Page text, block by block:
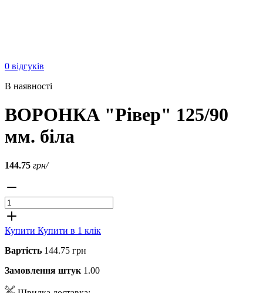
0 відгуків
В наявності
ВОРОНКА "Рівер" 125/90
мм. біла
144.75 грн/
Купити Купити в 1 клік
Вартість 144.75 грн
Замовлення штук 1.00